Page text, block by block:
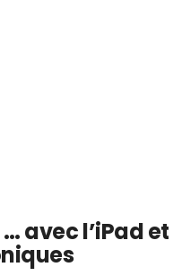
avec l’iPad et